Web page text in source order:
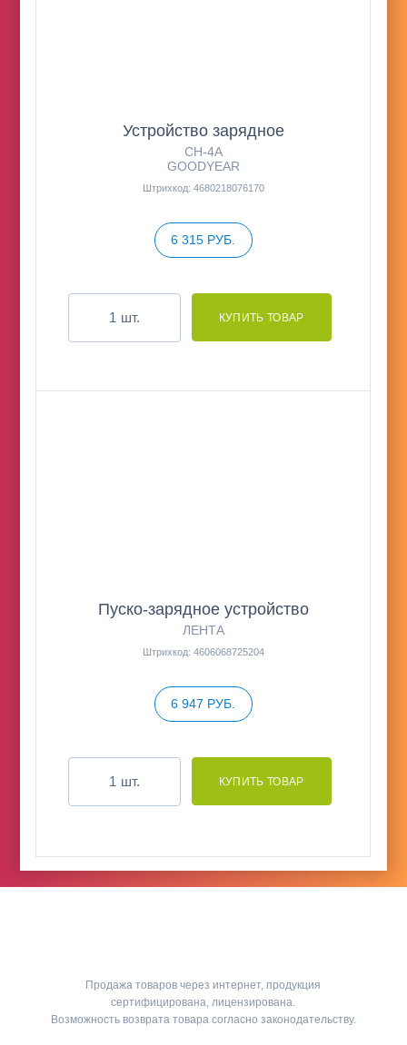
Устройство зарядное
CH-4A
GOODYEAR
Штрихкод: 4680218076170
6 315 РУБ.
шт.
Пуско-зарядное устройство
ЛЕНТА
Штрихкод: 4606068725204
6 947 РУБ.
шт.
Продажа товаров через интернет, продукция
сертифицирована, лицензирована.
Возможность возврата товара согласно законодательству.